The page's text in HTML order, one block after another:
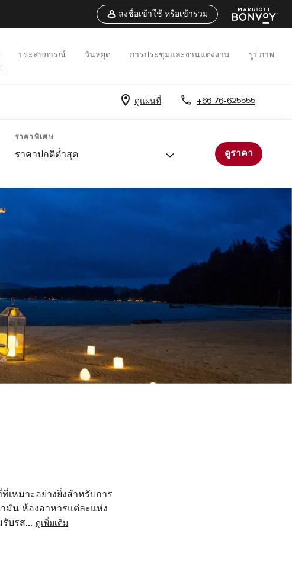
ลงชื่อเข้าใช้ หรือเข้าร่วม
ประสบการณ์ วันหยุด การประชุมและงานแต่งงาน รูปภาพ
ดูแผนที่ +66 76-625555
ราคาพิเศษ
ราคาปกติต่ำสุด ดูราคา
เหมาะอย่างยิ่งสำหรับการ
มัน ห้องอาหารแต่ละแห่ง
รับรส... ดูเพิ่มเติม